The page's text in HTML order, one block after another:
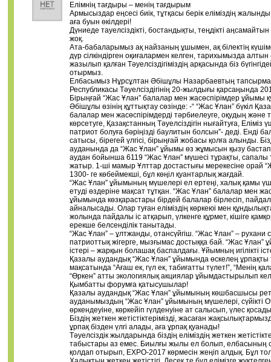
Елімнің тағдыры – менің тағдырым
Армысыздар еңсесі биік, тұтқасы берік еліміздің
аға буын өкілдері!
Дүниеде тауелсіздікті, бостандықты, теңдікті
жоқ.
Ата-бабаларымыз ақ найзаның ұшымен, ақ білектің
дүр сілкіндірген оқиғалармен келген, тарихымызда
жазылып қалған Тәуелсіздігіміздің арқасында біз
отырмыз.
Елбасымыз Нұрсұлтан Әбішұлы Назарбаевтың
Республикасы Тәуелсіздігінің 20-жылдығы қарсаңында
Бірыңғай “Жас Ұлан” балалар мен жасөспірімдер ұйымы
Әбішұлы өзінің құттықтау сөзінде: -“ “Жас Ұлан” бүкіл
балалар мен жасөспірімдерді тәрбиелеуге, оқудың және
көрсетуге, Қазақстанның Тәуелсіздігін нығайтуға, Еліміз
патриот болуға бәріңізді баулитын болсын”- деді. Енді
сатысы, бірегей үлгісі, бірыңғай жобасы қолға алынды.
ауданында да “Жас Ұлан” ұйымы өз жұмысын қызу бастап
аудан бойынша 6119 “Жас Ұлан” мүшесі тұрақты,
жатыр. 1-ші мамыр Ұлттар достастығы мерекесіне орай
1300- ге көбеймекші, бұл көңіл қуантарлық жағдай.
“Жас Ұлан” ұйымының мүшелері ел ертеңі, халық қамы
етуді өздеріне мақсат тұтқан. “Жас Ұлан” балалар мен
ұйымында көзқарастары бірдей балалар бірлесіп,
айналысады. Олар туған еліміздің көркеюі мен
жолында пайдалы іс атқарып, үлкенге құрмет, кішіге
ерекше белсенділік танытады.
“Жас Ұлан” – ұлтжанды, отансүйгіш. “Жас Ұлан” – рухани
патриоттық жігерге, мызғымас достыққа бай. “Жас
істері – жарқын болашақ баспалдағы. Ұйымның игілікті
Қазалы аудандық “Жас Ұлан” ұйымында өскелең ұрпақты
мақсатында “Ағаш ек, гүл ек, табиғатты түлет!”, “Менің
“Өркен” атты экологиялық акциялар ұйымдастырылып
Қымбатты форумға қатысушылар!
Қазалы аудандық “Жас Ұлан” ұйымының көшбасшысы
ауданымыздың “Жас Ұлан” ұйымының мүшелері, сүйікті
өркендеуіне, көркейіп гүлденуіне ат салысып, үлес
Біздің жеткен жетістіктерімізді, жасаған
ұрпақ бізден үлгі алады, аға ұрпақ қуанады!
Тәуелсіздік жылдарында біздің еліміздің жеткен
табыстары аз емес. Биылғы жылы ел болып, елбасының
қолдап отырып, ЕХРО-2017 көрмесін жеңіп алдық. Бұл